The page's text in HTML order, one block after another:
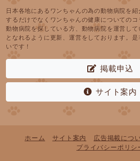
日本各地にあるワンちゃんの為の動物病院を
するだけでなくワンちゃんの健康についてのコ
動物病院を探している方、動物病院を運営し
となれるように更新、運営をしております。
いです！
掲載申込
サイト案内
ホーム サイト案内 広告掲載につ
プライバシーポリシ